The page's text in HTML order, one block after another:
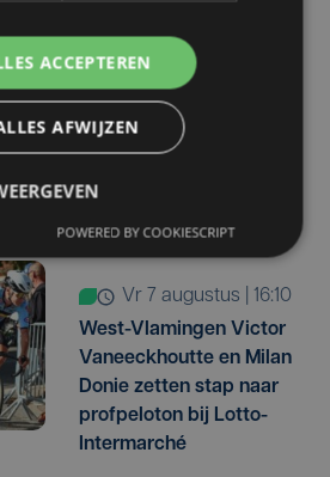
vr 7 augustus | 16:12
Zulte Waregem start
tegen Racing Genk:
"Waarom zou ik onze
ambitie beperken?"
vr 7 augustus | 16:10
West-Vlamingen Victor
Vaneeckhoutte en Milan
Donie zetten stap naar
profpeloton bij Lotto-
Intermarché
ACCEPTEREN
AFWIJZEN
POWERED BY COOKIESCRIPT